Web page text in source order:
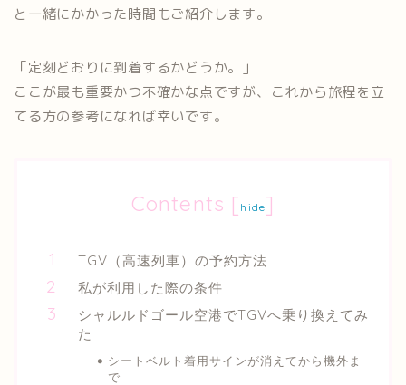
と一緒にかかった時間もご紹介します。
「定刻どおりに到着するかどうか。」
ここが最も重要かつ不確かな点ですが、これから旅程を立
てる方の参考になれば幸いです。
Contents [ hide]
TGV（高速列車）の予約方法
私が利用した際の条件
シャルルドゴール空港でTGVへ乗り換えてみ
た
シートベルト着用サインが消えてから機外ま
で